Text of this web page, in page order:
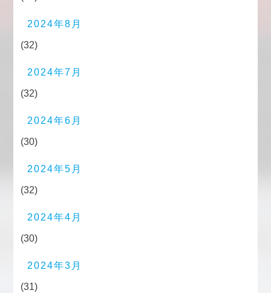
2024年8月
(32)
2024年7月
(32)
2024年6月
(30)
2024年5月
(32)
2024年4月
(30)
2024年3月
(31)